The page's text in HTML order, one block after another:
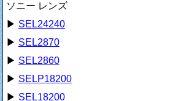
ソニー レンズ
▶ SEL24240
▶ SEL2870
▶ SEL2860
▶ SELP18200
▶ SEL18200